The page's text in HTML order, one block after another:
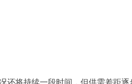
还将持续一段时间，但供需差距